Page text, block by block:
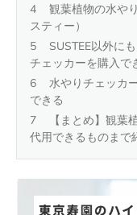
観葉植物の水や
スティー）
SUSTEE以外に
チェッカーを購入で
水やりチェッカ
できる
【まとめ】観葉
代用できるものまで